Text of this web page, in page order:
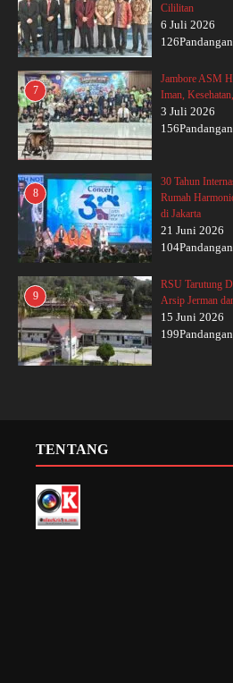
Cililitan
6 Juli 2026
126Pandangan
7
Jambore ASM
Iman,
3 Juli 2026
156Pandangan
8
30 Tahun
Rumah
di Jakarta
21 Juni 2026
104Pandangan
9
RSU Tarutung
Arsip Jerman
15 Juni 2026
199Pandangan
TENTANG